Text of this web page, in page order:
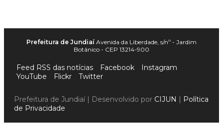
Prefeitura de Jundiaí Avenida da Liberdade, s/nº - Jardim
Botânico - CEP 13214-900
Feed RSS das notícias Facebook
Instagram
YouTube
Flickr Twitter
Prefeitura de Jundiaí | Desenvolvido por CIJUN | Política
de Privacidade